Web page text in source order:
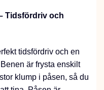
Tidsfördriv och
tidsfördriv och en
är frysta enskilt
klump i påsen, så du